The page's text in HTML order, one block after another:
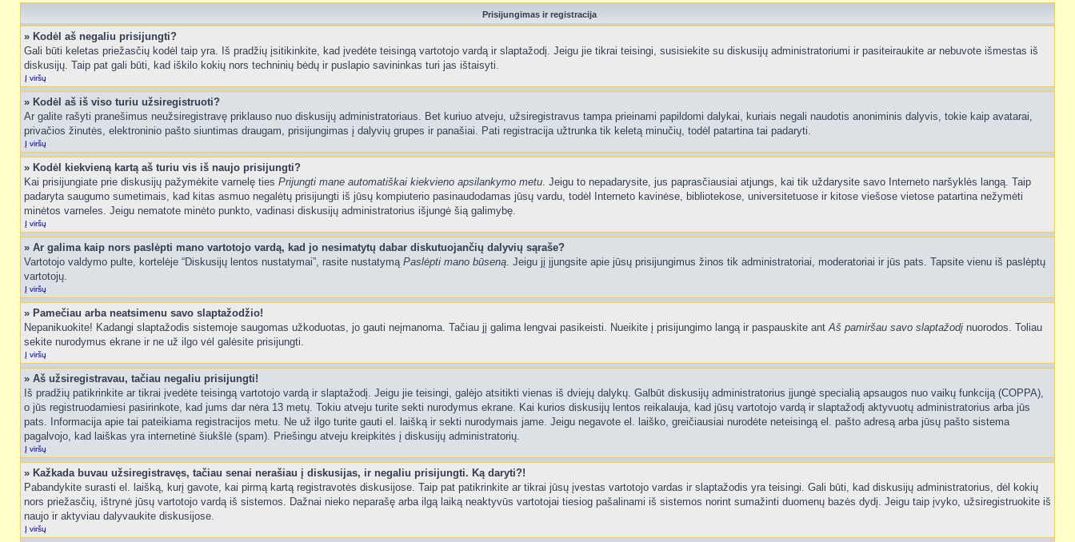
Prisijungimas ir registracija
» Kodėl aš negaliu prisijungti?
Gali būti keletas priežasčių kodėl taip yra. Iš pradžių įsitikinkite, kad įvedėte teisingą vartotojo vardą ir slaptažodį. Jeigu jie tikrai teisingi, susisiekite su diskusijų administratoriumi ir pasiteiraukite ar nebuvote išmestas iš
diskusijų. Taip pat gali būti, kad iškilo kokių nors techninių bėdų ir puslapio savininkas turi jas ištaisyti.
Į viršų
» Kodėl aš iš viso turiu užsiregistruoti?
Ar galite rašyti pranešimus neužsiregistravę priklauso nuo diskusijų administratoriaus. Bet kuriuo atveju, užsiregistravus tampa prieinami papildomi dalykai, kuriais negali naudotis anoniminis dalyvis, tokie kaip avatarai,
privačios žinutės, elektroninio pašto siuntimas draugam, prisijungimas į dalyvių grupes ir panašiai. Pati registracija užtrunka tik keletą minučių, todėl patartina tai padaryti.
Į viršų
» Kodėl kiekvieną kartą aš turiu vis iš naujo prisijungti?
Kai prisijungiate prie diskusijų pažymėkite varnelę ties Prijungti mane automatiškai kiekvieno apsilankymo metu. Jeigu to nepadarysite, jus paprasčiausiai atjungs, kai tik uždarysite savo Interneto naršyklės langą. Taip
padaryta saugumo sumetimais, kad kitas asmuo negalėtų prisijungti iš jūsų kompiuterio pasinaudodamas jūsų vardu, todėl Interneto kavinėse, bibliotekose, universitetuose ir kitose viešose vietose patartina nežymėti
minėtos varneles. Jeigu nematote minėto punkto, vadinasi diskusijų administratorius išjungė šią galimybę.
Į viršų
» Ar galima kaip nors paslėpti mano vartotojo vardą, kad jo nesimatytų dabar diskutuojančių dalyvių sąraše?
Vartotojo valdymo pulte, kortelėje “Diskusijų lentos nustatymai”, rasite nustatymą Paslėpti mano būseną. Jeigu jį įjungsite apie jūsų prisijungimus žinos tik administratoriai, moderatoriai ir jūs pats. Tapsite vienu iš paslėptų
vartotojų.
Į viršų
» Pamečiau arba neatsimenu savo slaptažodžio!
Nepanikuokite! Kadangi slaptažodis sistemoje saugomas užkoduotas, jo gauti neįmanoma. Tačiau jį galima lengvai pasikeisti. Nueikite į prisijungimo langą ir paspauskite antAš pamiršau savo slaptažodį nuorodos. Toliau
sekite nurodymus ekrane ir ne už ilgo vėl galėsite prisijungti.
Į viršų
» Aš užsiregistravau, tačiau negaliu prisijungti!
Iš pradžių patikrinkite ar tikrai įvedėte teisingą vartotojo vardą ir slaptažodį. Jeigu jie teisingi, galėjo atsitikti vienas iš dviejų dalykų. Galbūt diskusijų administratorius įjungė specialią apsaugos nuo vaikų funkciją (COPPA),
o jūs registruodamiesi pasirinkote, kad jums dar nėra 13 metų. Tokiu atveju turite sekti nurodymus ekrane. Kai kurios diskusijų lentos reikalauja, kad jūsų vartotojo vardą ir slaptažodį aktyvuotų administratorius arba jūs
pats. Informacija apie tai pateikiama registracijos metu. Ne už ilgo turite gauti el. laišką ir sekti nurodymais jame. Jeigu negavote el. laiško, greičiausiai nurodėte neteisingą el. pašto adresą arba jūsų pašto sistema
pagalvojo, kad laiškas yra internetinė šiukšlė (spam). Priešingu atveju kreipkitės į diskusijų administratorių.
Į viršų
» Kažkada buvau užsiregistravęs, tačiau senai nerašiau į diskusijas, ir negaliu prisijungti. Ką daryti?!
Pabandykite surasti el. laišką, kurį gavote, kai pirmą kartą registravotės diskusijose. Taip pat patikrinkite ar tikrai jūsų įvestas vartotojo vardas ir slaptažodis yra teisingi. Gali būti, kad diskusijų administratorius, dėl kokių
nors priežasčių, ištrynė jūsų vartotojo vardą iš sistemos. Dažnai nieko neparašę arba ilgą laiką neaktyvūs vartotojai tiesiog pašalinami iš sistemos norint sumažinti duomenų bazės dydį. Jeigu taip įvyko, užsiregistruokite iš
naujo ir aktyviau dalyvaukite diskusijose.
Į viršų